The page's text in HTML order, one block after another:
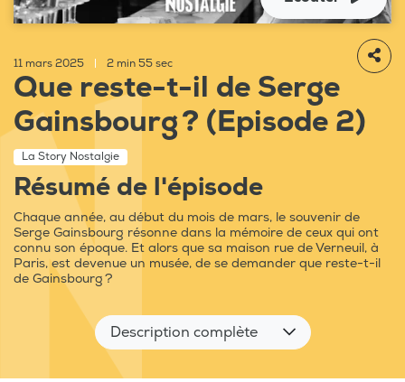
11 mars 2025 2 min 55 sec
Que reste-t-il de Serge
Gainsbourg ? (Episode 2)
La Story Nostalgie
Résumé de l'épisode
Chaque année, au début du mois de mars, le souvenir de
Serge Gainsbourg résonne dans la mémoire de ceux qui ont
connu son époque. Et alors que sa maison rue de Verneuil, à
Paris, est devenue un musée, de se demander que reste-t-il
de Gainsbourg ?
Description complète